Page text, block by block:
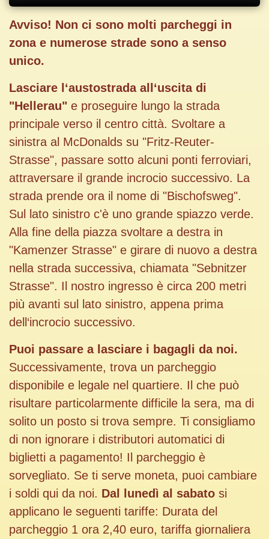
Avviso! Non ci sono molti parcheggi in
zona e numerose strade sono a senso
unico.
Lasciare l‘austostrada all‘uscita di
"Hellerau" e proseguire lungo la strada
principale verso il centro città. Svoltare a
sinistra al McDonalds su "Fritz-Reuter-
Strasse", passare sotto alcuni ponti ferroviari,
attraversare il grande incrocio successivo. La
strada prende ora il nome di "Bischofsweg".
Sul lato sinistro c'è uno grande spiazzo verde.
Alla fine della piazza svoltare a destra in
"Kamenzer Strasse" e girare di nuovo a destra
nella strada successiva, chiamata "Sebnitzer
Strasse". Il nostro ingresso è circa 200 metri
più avanti sul lato sinistro, appena prima
dell‘incrocio successivo.
Puoi passare a lasciare i bagagli da noi.
Successivamente, trova un parcheggio
disponibile e legale nel quartiere. Il che può
risultare particolarmente difficile la sera, ma di
solito un posto si trova sempre. Ti consigliamo
di non ignorare i distributori automatici di
biglietti a pagamento! Il parcheggio è
sorvegliato. Se ti serve moneta, puoi cambiare
i soldi qui da noi. Dal lunedì al sabato si
applicano le seguenti tariffe: Durata del
parcheggio 1 ora 2,40 euro, tariffa giornaliera